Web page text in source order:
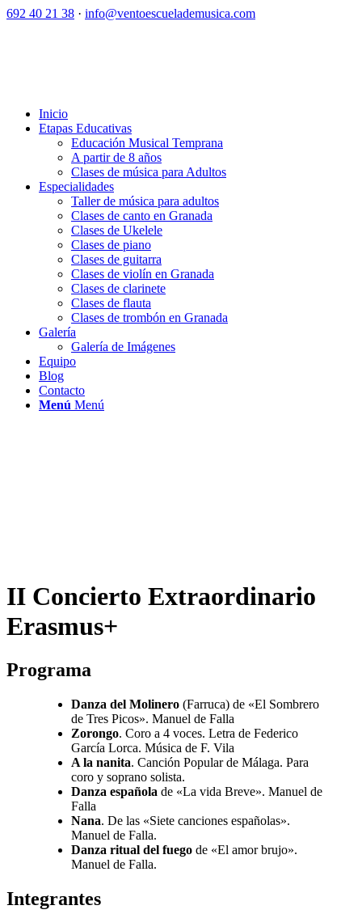
692 40 21 38 · info@ventoescuelademusica.com
Inicio
Etapas Educativas
Educación Musical Temprana
A partir de 8 años
Clases de música para Adultos
Especialidades
Taller de música para adultos
Clases de canto en Granada
Clases de Ukelele
Clases de piano
Clases de guitarra
Clases de violín en Granada
Clases de clarinete
Clases de flauta
Clases de trombón en Granada
Galería
Galería de Imágenes
Equipo
Blog
Contacto
Menú Menú
II Concierto Extraordinario
Erasmus+
Programa
Danza del Molinero (Farruca) de «El Sombrero
de Tres Picos». Manuel de Falla
Zorongo. Coro a 4 voces. Letra de Federico
García Lorca. Música de F. Vila
A la nanita. Canción Popular de Málaga. Para
coro y soprano solista.
Danza española de «La vida Breve». Manuel de
Falla
Nana. De las «Siete canciones españolas».
Manuel de Falla.
Danza ritual del fuego de «El amor brujo».
Manuel de Falla.
Integrantes